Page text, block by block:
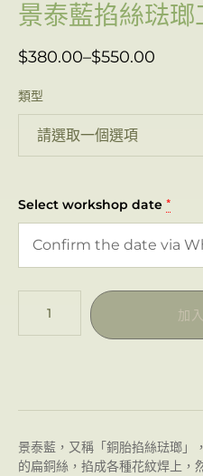
景泰藍掐絲琺瑯
$380.00–$550.00
類型
Select workshop date *
加
景泰藍，又稱「銅胎掐絲琺瑯」
的扁銅絲，掐成各種花紋焊上，